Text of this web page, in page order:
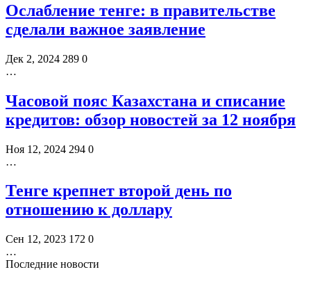
Ослабление тенге: в правительстве
сделали важное заявление
Дек 2, 2024 289 0
…
Часовой пояс Казахстана и списание
кредитов: обзор новостей за 12 ноября
Ноя 12, 2024 294 0
…
Тенге крепнет второй день по
отношению к доллару
Сен 12, 2023 172 0
…
Последние новости